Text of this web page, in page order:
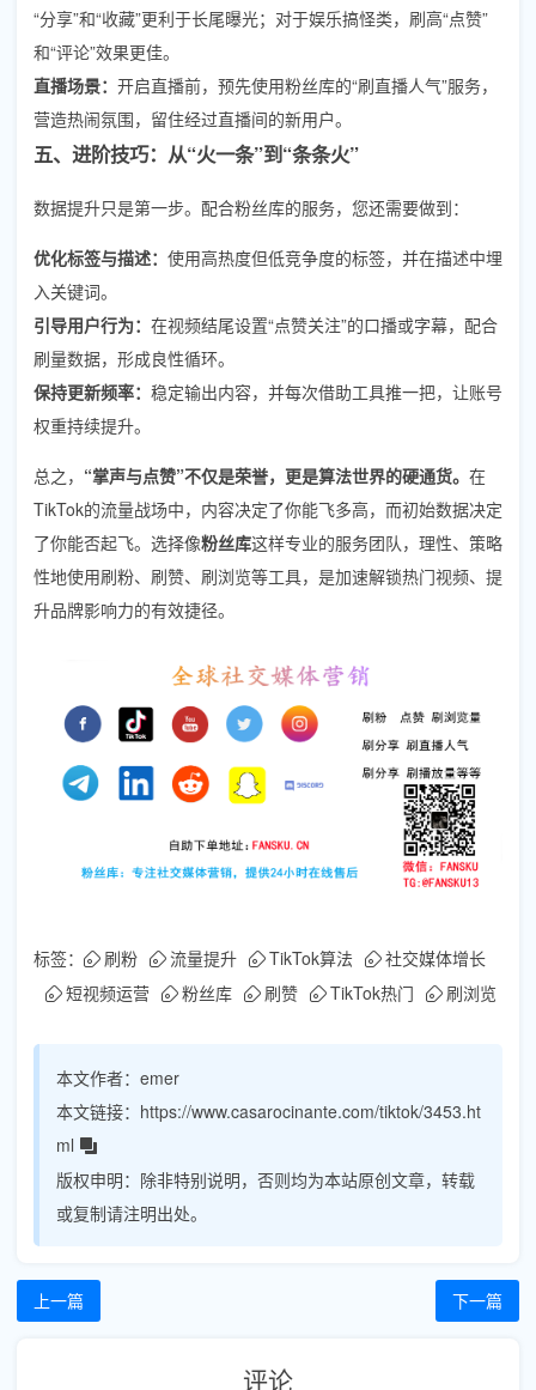
“分享”和“收藏”更利于长尾曝光；对于娱乐搞怪类，刷高“点赞”
和“评论”效果更佳。
直播场景： 开启直播前，预先使用粉丝库的“刷直播人气”服务，
营造热闹氛围，留住经过直播间的新用户。
五、进阶技巧：从“火一条”到“条条火”
数据提升只是第一步。配合粉丝库的服务，您还需要做到：
优化标签与描述： 使用高热度但低竞争度的标签，并在描述中埋
入关键词。
引导用户行为： 在视频结尾设置“点赞关注”的口播或字幕，配合
刷量数据，形成良性循环。
保持更新频率： 稳定输出内容，并每次借助工具推一把，让账号
权重持续提升。
总之， “掌声与点赞”不仅是荣誉，更是算法世界的硬通货。 在
TikTok的流量战场中，内容决定了你能飞多高，而初始数据决定
了你能否起飞。选择像粉丝库这样专业的服务团队，理性、策略
性地使用刷粉、刷赞、刷浏览等工具，是加速解锁热门视频、提
升品牌影响力的有效捷径。
标签： 刷粉 流量提升 TikTok算法
社交媒体增长
短视频运营
粉丝库 刷赞 TikTok热门 刷浏览
本文作者： emer
本文链接： https://www.casarocinante.com/tiktok/3453.ht
ml
版权申明： 除非特别说明，否则均为本站原创文章，转载
或复制请注明出处。
上一篇 下一篇
评论